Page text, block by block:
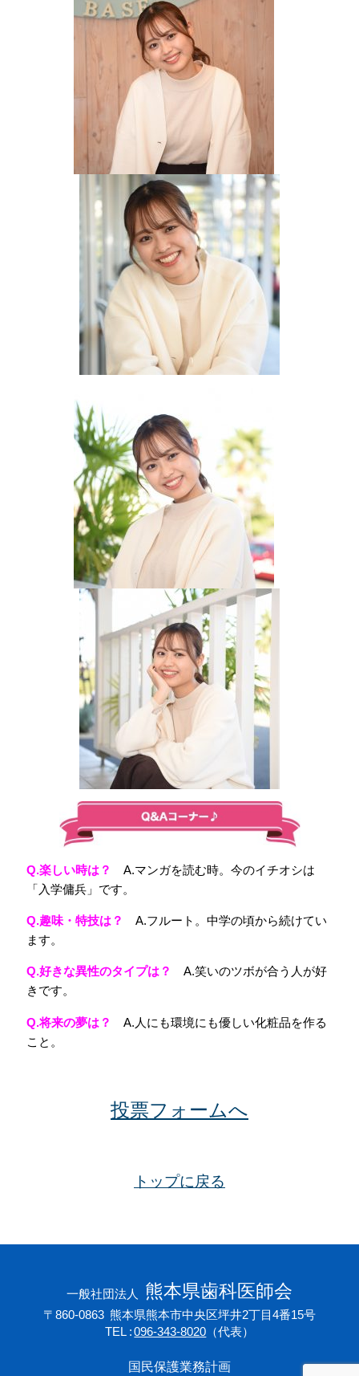
Q.楽しい時は ？A.マンガを読む時。今のイチオシは
「入学傭兵」です。
Q.趣味・特技は？A.フルート。中学の頃から続けてい
ます。
Q.好きな異性のタイプは？A.笑いのツボが合う人が好
きです。
Q.将来の夢は？A.人にも環境にも優しい化粧品を作る
こと。
投票フォームへ
トップに戻る
一般社団法人 熊本県歯科医師会
〒860-0863 熊本県熊本市中央区坪井2丁目4番15号
TEL
096-343-8020 （代表）
国民保護業務計画